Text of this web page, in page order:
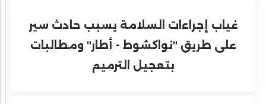
غياب إجراءات السلامة يسبب حادث سير
على طريق "نواكشوط - أطار" ومطالبات
بتعجيل الترميم